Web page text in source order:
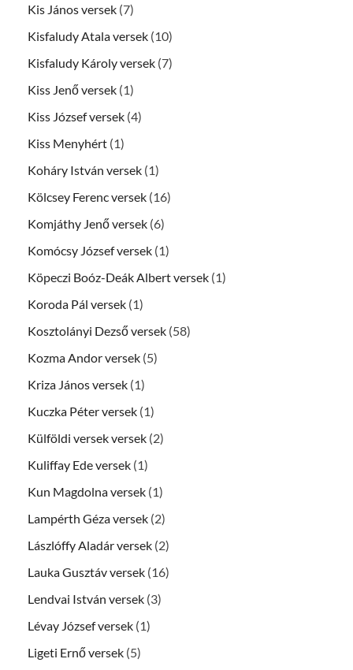
Kis János versek (7)
Kisfaludy Atala versek (10)
Kisfaludy Károly versek (7)
Kiss Jenő versek (1)
Kiss József versek (4)
Kiss Menyhért (1)
Koháry István versek (1)
Kölcsey Ferenc versek (16)
Komjáthy Jenő versek (6)
Komócsy József versek (1)
Köpeczi Boóz-Deák Albert versek (1)
Koroda Pál versek (1)
Kosztolányi Dezső versek (58)
Kozma Andor versek (5)
Kriza János versek (1)
Kuczka Péter versek (1)
Külföldi versek versek (2)
Kuliffay Ede versek (1)
Kun Magdolna versek (1)
Lampérth Géza versek (2)
Lászlóffy Aladár versek (2)
Lauka Gusztáv versek (16)
Lendvai István versek (3)
Lévay József versek (1)
Ligeti Ernő versek (5)